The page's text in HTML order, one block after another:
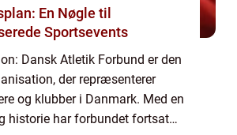
En Nøgle til
Sportsevents
Dansk Atletik Forbund er den
der repræsenterer
og klubber i Danmark. Med en
historie har forbundet fortsat